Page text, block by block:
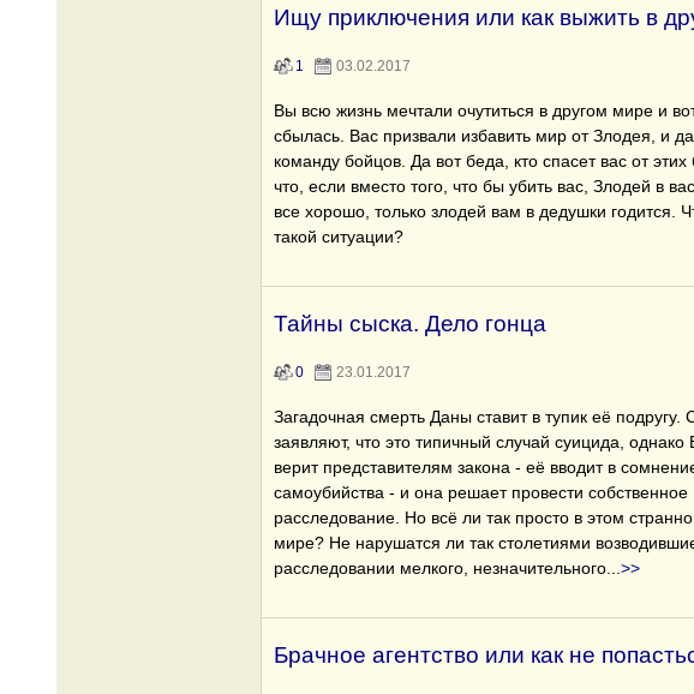
Ищу приключения или как выжить в
1 03.02.2017
Вы всю жизнь мечтали очутиться в другом мире и
сбылась. Вас призвали избавить мир от Злодея, и
команду бойцов. Да вот беда, кто спасет вас от
что, если вместо того, что бы убить вас, Злодей в
все хорошо, только злодей вам в дедушки годится.
такой ситуации?
Тайны сыска. Дело гонца
0 23.01.2017
Загадочная смерть Даны ставит в тупик её подругу.
заявляют, что это типичный случай суицида, однако
верит представителям закона - её вводит в
самоубийства - и она решает провести собственное
расследование. Но всё ли так просто в этом
мире? Не нарушатся ли так столетиями
расследовании мелкого, незначительного
>>
Брачное агентство или как не